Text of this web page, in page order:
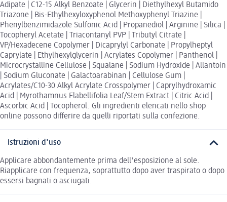
Adipate | C12-15 Alkyl Benzoate | Glycerin | Diethylhexyl Butamido
Triazone | Bis-Ethylhexyloxyphenol Methoxyphenyl Triazine |
Phenylbenzimidazole Sulfonic Acid | Propanediol | Arginine | Silica |
Tocopheryl Acetate | Triacontanyl PVP | Tributyl Citrate |
VP/Hexadecene Copolymer | Dicaprylyl Carbonate | Propylheptyl
Caprylate | Ethylhexylglycerin | Acrylates Copolymer | Panthenol |
Microcrystalline Cellulose | Squalane | Sodium Hydroxide | Allantoin
| Sodium Gluconate | Galactoarabinan | Cellulose Gum |
Acrylates/C10-30 Alkyl Acrylate Crosspolymer | Caprylhydroxamic
Acid | Myrothamnus Flabellifolia Leaf/Stem Extract | Citric Acid |
Ascorbic Acid | Tocopherol. Gli ingredienti elencati nello shop
online possono differire da quelli riportati sulla confezione.
Istruzioni d'uso
Applicare abbondantemente prima dell'esposizione al sole.
Riapplicare con frequenza, soprattutto dopo aver traspirato o dopo
essersi bagnati o asciugati.